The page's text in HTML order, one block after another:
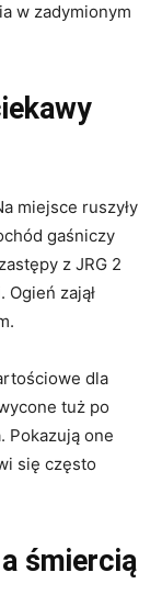
w zadymionym
miejsce ruszyły
gaśniczy
z JRG 2
zajął
dla
tuż po
Pokazują one
się często
śmiercią